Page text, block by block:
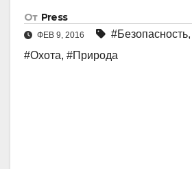
От Press
ФЕВ 9, 2016 #Безопасность,
#Охота, #Природа